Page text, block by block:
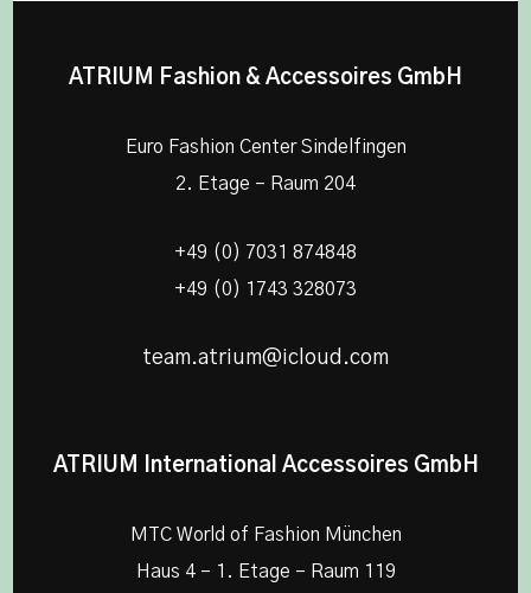
ATRIUM Fashion & Accessoires GmbH
Euro Fashion Center Sindelfingen
2. Etage – Raum 204
+49 (0) 7031 874848
+49 (0) 1743 328073
team.atrium@icloud.com
ATRIUM International Accessoires GmbH
MTC World of Fashion München
Haus 4 – 1. Etage – Raum 119